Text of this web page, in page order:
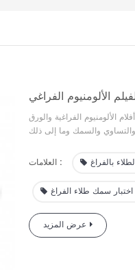
الألومنيوم الفراغية والورق
العلامات : بالفراغ
سمك طلاء الفراغ
عرض المزيد